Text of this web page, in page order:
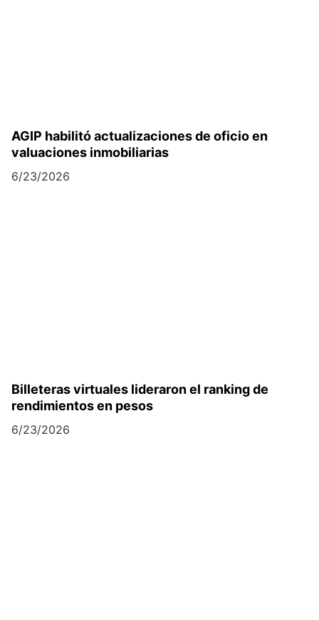
AGIP habilitó actualizaciones de oficio en
valuaciones inmobiliarias
6/23/2026
Billeteras virtuales lideraron el ranking de
rendimientos en pesos
6/23/2026